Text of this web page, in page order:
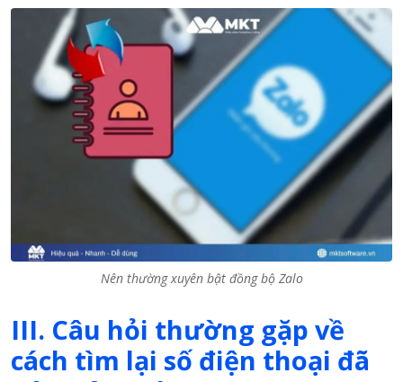
Nên thường xuyên bật đồng bộ Zalo
III. Câu hỏi thường gặp về
cách tìm lại số điện thoại đã